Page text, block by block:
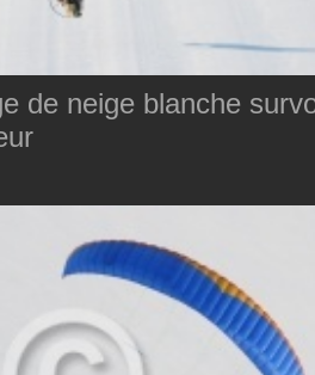
de neige blanche